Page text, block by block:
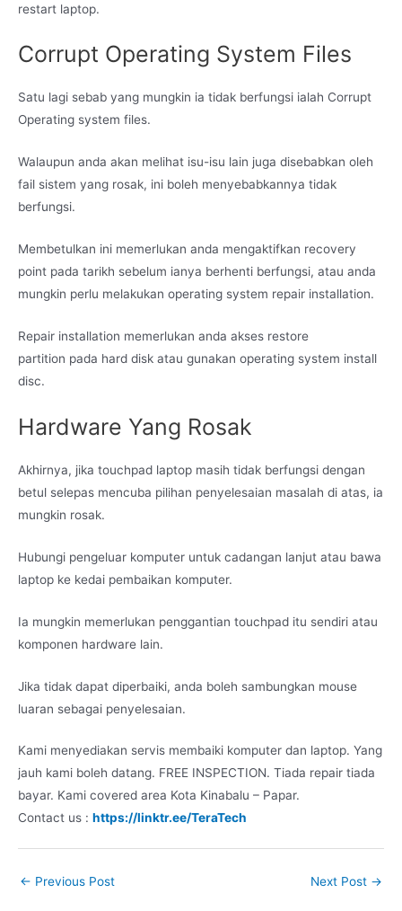
restart laptop.
Corrupt Operating System Files
Satu lagi sebab yang mungkin ia tidak berfungsi ialah Corrupt
Operating system files.
Walaupun anda akan melihat isu-isu lain juga disebabkan oleh
fail sistem yang rosak, ini boleh menyebabkannya tidak
berfungsi.
Membetulkan ini memerlukan anda mengaktifkan recovery
point pada tarikh sebelum ianya berhenti berfungsi, atau anda
mungkin perlu melakukan operating system repair installation.
Repair installation memerlukan anda akses restore
partition pada hard disk atau gunakan operating system install
disc.
Hardware Yang Rosak
Akhirnya, jika touchpad laptop masih tidak berfungsi dengan
betul selepas mencuba pilihan penyelesaian masalah di atas, ia
mungkin rosak.
Hubungi pengeluar komputer untuk cadangan lanjut atau bawa
laptop ke kedai pembaikan komputer.
Ia mungkin memerlukan penggantian touchpad itu sendiri atau
komponen hardware lain.
Jika tidak dapat diperbaiki, anda boleh sambungkan mouse
luaran sebagai penyelesaian.
Kami menyediakan servis membaiki komputer dan laptop. Yang
jauh kami boleh datang. FREE INSPECTION. Tiada repair tiada
bayar. Kami covered area Kota Kinabalu – Papar.
Contact us : https://linktr.ee/TeraTech
← Previous Post Next Post →